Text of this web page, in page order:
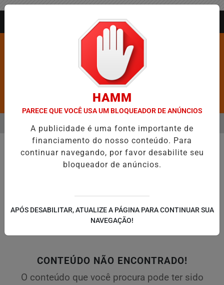
Pesquisar Notícia
É CONFIRMADA NO DIA DO EVANGÉLICO EM JEQUIÉ E
EM ALTA
MENU
CONTEÚDO NÃO ENCONTRADO!
O conteúdo que você procura pode ter sido
HAMM
PARECE QUE VOCÊ USA UM BLOQUEADOR DE ANÚNCIOS
A publicidade é uma fonte importante de
financiamento do nosso conteúdo. Para
continuar navegando, por favor desabilite seu
bloqueador de anúncios.
APÓS DESABILITAR, ATUALIZE A PÁGINA PARA CONTINUAR SUA
NAVEGAÇÃO!